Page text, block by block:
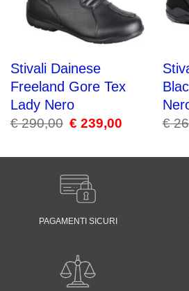
Stivali Dainese
Freeland Gore Tex
Lady Nero
€290,00 Il
prezzo
€ 290,00.
€ 239,00
€ 239,00.
€
PAGAMENTI SICURI